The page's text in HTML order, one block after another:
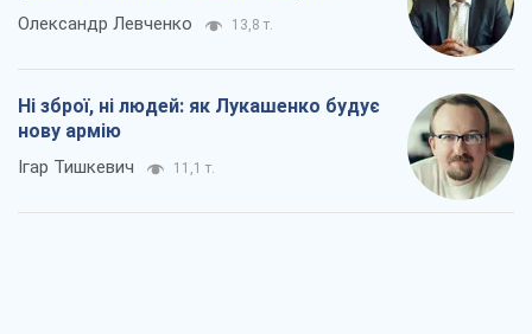
Олександр Левченко 13,8 т.
Ні зброї, ні людей: як Лукашенко будує
нову армію
Ігар Тишкевич 11,1 т.